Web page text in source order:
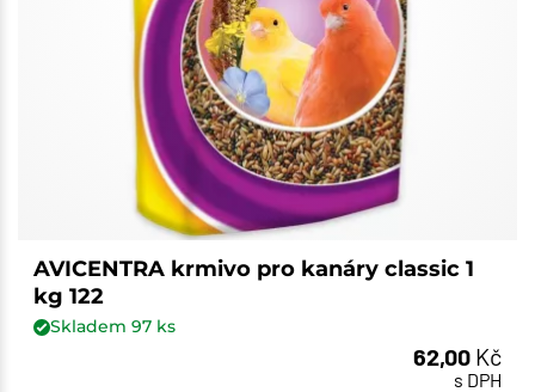
AVICENTRA krmivo pro kanáry classic 1
kg 122
Skladem 97ks
62,00 Kč
s DPH